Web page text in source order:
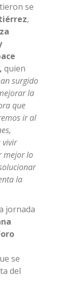
se
,
quien
surgido
la
que
ir al
vivir
mejor lo
la
jornada
se
del